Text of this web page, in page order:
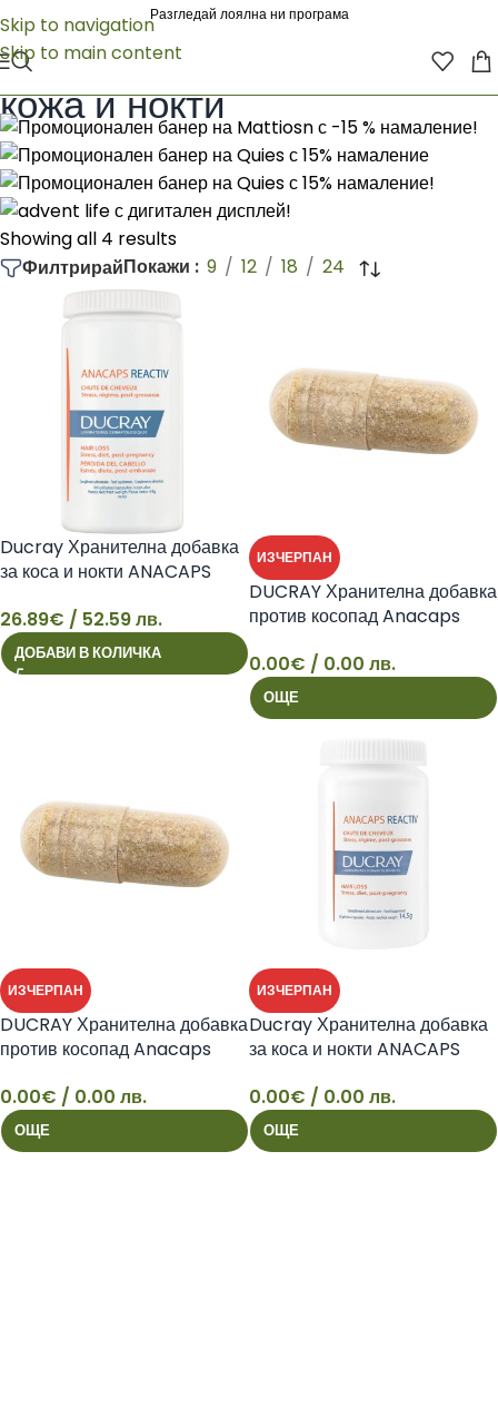
Skip to navigation
Skip to main content
Разгледай лоялна ни програма
Начало/кожа и нокти
кожа и нокти
Showing all 4 results
ФилтрирайПокажи 9 12 18 24
26
Ducray Хранителна добавка
за коса и нокти ANACAPS
РЕАКТИВ x 30 caps
26.89€ / 52.59 лв.
ДОБАВИ В КОЛИЧКА
ИЗЧЕРПАН
DUCRAY Хранителна добавка
против косопад Anacaps
0.00€ / 0.00 лв.
ОЩЕ
ИЗЧЕРПАН
DUCRAY Хранителна добавка
против косопад Anacaps
0.00€ / 0.00 лв.
ОЩЕ
ИЗЧЕРПАН
Ducray Хранителна добавка
за коса и нокти ANACAPS
РЕАКТИВ
0.00€ / 0.00 лв.
ОЩЕ